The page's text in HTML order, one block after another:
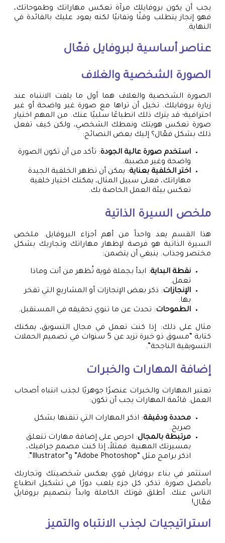
يجب أن يكون بروفايلك مرآة تعكس مهاراتك وطموحاتك،
فهو إنجاز يتطلب وقتًا وتفانيًا لكنه يعود عليك بالفائدة في
النهاية.
عناصر أساسية لبروفايل فعّال
الصورة الشخصية والغلاف
الصورة الشخصية والغلاف هما أول ما يلفت الانتباه عند
زيارة بروفايلك. تخيل أن تراها مع صورة غير واضحة أو غير
احترافية؛ قد يترك ذلك انطباعًا سلبيًا عنك. من المهم اختيار
صورة تعكس هويتك ونمطك الشخصي، ولكن كيف تفعل
ذلك بشكل فعّال؟ إليك بعض النصائح:
استخدم صورة عالية الجودة: تأكد من أن تكون الصورة
واضحة وغير مضببة.
اختر الخلفية بعناية: يمكن أن تظهر الخلفية الجيدة
مهاراتك، فعلى سبيل المثال، يمكنك اختيار خلفية
تعكس بيئة العمل الخاصة بك.
ملخص السيرة الذاتية
هذا القسم يعد واحداً من أهم أجزاء البروفايل. ملخص
السيرة الذاتية هو فرصة لإظهار مهاراتك وتجاربك بشكل
مختصر وجذاب. ينبغي أن يتضمن:
نقطة البداية: ابدأ بجملة قوية تُظهر من أنت وماذا
تعمل.
الإنجازات: ذكر بعض الإنجازات أو المشاريع التي تفخر
بها.
الطموحات: تحدث عن ما تنوي تحقيقه في المستقبل.
مثال على ذلك: إذا كنت تعمل في مجال التسويق، يمكنك
كتابة “مسوق ذو خبرة تزيد عن 5 سنوات في تصميم الحملات
التسويقية الناجحة”.
إضافة المهارات والخبرات
تعتبر المهارات والخبرات عنصرًا جوهريًا لجذب انتباه أصحاب
العمل. قائمة المهارات يجب أن تكون:
محددة ودقيقة: اذكر المهارات التي تتقنها بشكل
صريح.
مرتبطة بالمجال: احرص على إضافة مهارات تتعلق
بمسيرتك المهنية. فمثلاً، إذا كنت مصمم جرافيك،
اذكر برامج مثل “Adobe Photoshop” و”Illustrator”.
استثمر في بناء بروفايل قوي يعكس شخصيتك وتجاربك
بأفضل صورة. تذكر، كل جزء يلعب دورًا في تشكيل انطباع
الناس عنك. أطلق قوتك الكاملة وابدأ بتصميم بروفايل
فعّال!
استراتيجيات لجذب الانتباه والتميز